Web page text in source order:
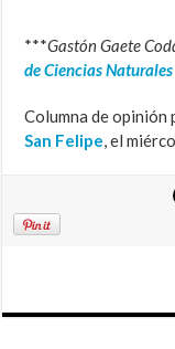
***Gastón Gaete
de Ciencias
Columna de opinión
San Felipe, el